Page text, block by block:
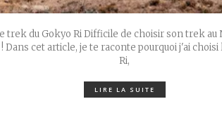
trek du Gokyo Ri Difficile de choisir son trek au
Dans cet article, je te raconte pourquoi j'ai
Ri,
LIRE LA SUITE